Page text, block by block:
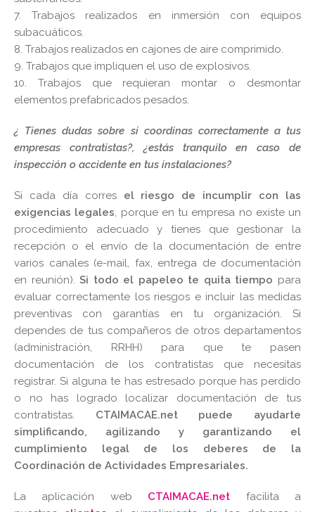
7. Trabajos realizados en inmersión con equipos
subacuáticos.
8. Trabajos realizados en cajones de aire comprimido.
9. Trabajos que impliquen el uso de explosivos.
10. Trabajos que requieran montar o desmontar
elementos prefabricados pesados.
¿ Tienes dudas sobre si coordinas correctamente a tus
empresas contratistas?, ¿estás tranquilo en caso de
inspección o accidente en tus instalaciones?
Si cada día corres el riesgo de incumplir con las
exigencias legales, porque en tu empresa no existe un
procedimiento adecuado y tienes que gestionar la
recepción o el envío de la documentación de entre
varios canales (e-mail, fax, entrega de documentación
en reunión).Si todo el papeleo te quita tiempo para
evaluar correctamente los riesgos e incluir las medidas
preventivas con garantías en tu organización. Si
dependes de tus compañeros de otros departamentos
(administración, RRHH) para que te pasen
documentación de los contratistas que necesitas
registrar. Si alguna te has estresado porque has perdido
o no has logrado localizar documentación de tus
contratistas. CTAIMACAE.net puede ayudarte
simplificando, agilizando y garantizando el
cumplimiento legal de los deberes de la
Coordinación de Actividades Empresariales.
La aplicación web CTAIMACAE.net facilita a